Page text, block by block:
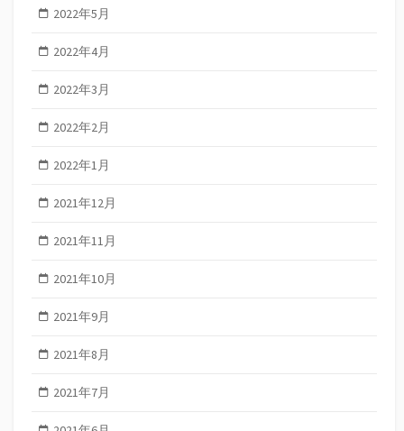
2022年5月
2022年4月
2022年3月
2022年2月
2022年1月
2021年12月
2021年11月
2021年10月
2021年9月
2021年8月
2021年7月